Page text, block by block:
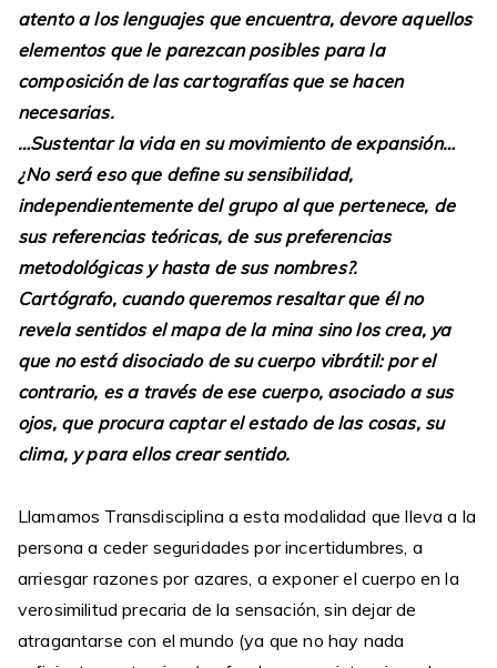
atento a los lenguajes que encuentra, devore aquellos
elementos que le parezcan posibles para la
composición de las cartografías que se hacen
necesarias.
…Sustentar la vida en su movimiento de expansión…
¿No será eso que define su sensibilidad,
independientemente del grupo al que pertenece, de
sus referencias teóricas, de sus preferencias
metodológicas y hasta de sus nombres?.
Cartógrafo, cuando queremos resaltar que él no
revela sentidos el mapa de la mina sino los crea, ya
que no está disociado de su cuerpo vibrátil: por el
contrario, es a través de ese cuerpo, asociado a sus
ojos, que procura captar el estado de las cosas, su
clima, y para ellos crear sentido.
Llamamos Transdisciplina a esta modalidad que lleva a la
persona a ceder seguridades por incertidumbres, a
arriesgar razones por azares, a exponer el cuerpo en la
verosimilitud precaria de la sensación, sin dejar de
atragantarse con el mundo (ya que no hay nada